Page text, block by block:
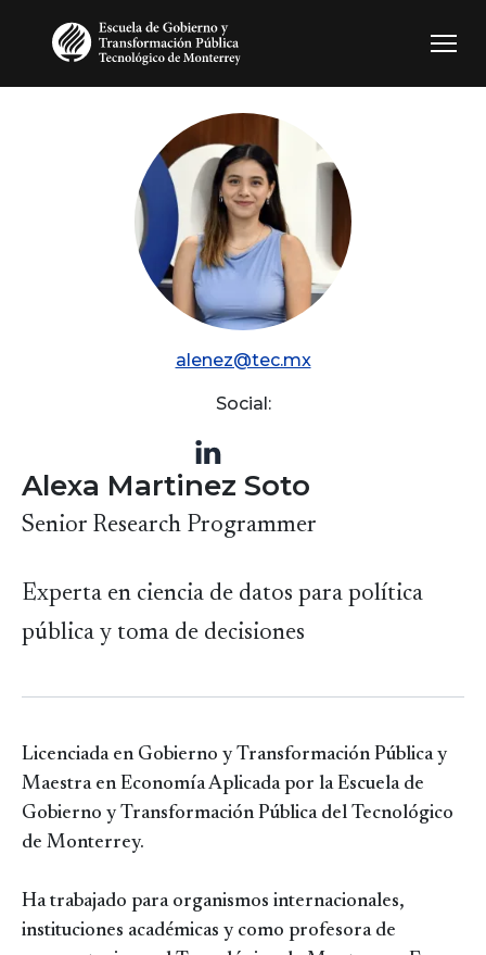
alenez@tec.mx
Social:
Alexa Martinez Soto
Senior Research Programmer
Experta en ciencia de datos para política
pública y toma de decisiones
Licenciada en Gobierno y Transformación Pública y
Maestra en Economía Aplicada por la Escuela de
Gobierno y Transformación Pública del Tecnológico
de Monterrey.
Ha trabajado para organismos internacionales,
instituciones académicas y como profesora de